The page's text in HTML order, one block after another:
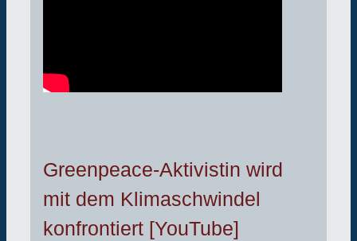
Greenpeace-Aktivistin wird
mit dem Klimaschwindel
konfrontiert [YouTube]